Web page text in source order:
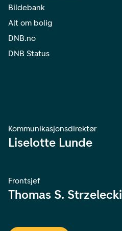
Bildebank
Alt om bolig
DNB.no
DNB Status
Kommunikasjonsdirektør
Liselotte Lunde
Frontsjef
Thomas S. Strzelecki